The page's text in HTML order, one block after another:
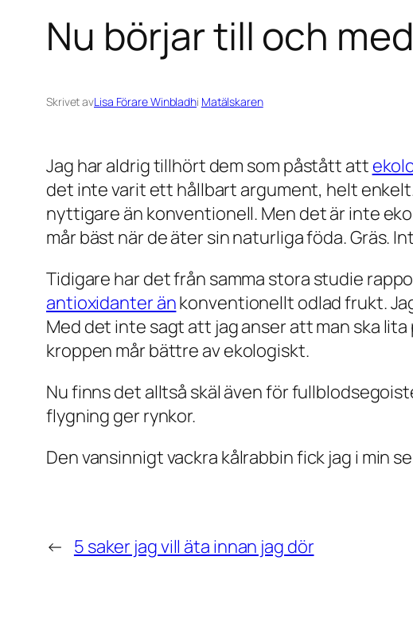
Nu börjar till och
Skrivet avLisa Förare Winbladhi Matälskaren
Jag har aldrig tillhört dem som påstått att
det inte varit ett hållbart argument, helt
nyttigare än konventionell. Men det är inte
mår bäst när de äter sin naturliga föda. Gräs.
Tidigare har det från samma stora studie
antioxidanter änkonventionellt odlad frukt.
Med det inte sagt att jag anser att man ska
kroppen mår bättre av ekologiskt.
Nu finns det alltså skäl även för
flygning ger rynkor.
Den vansinnigt vackra kålrabbin fick jag i min
← 5 saker jag vill äta innan jag dör